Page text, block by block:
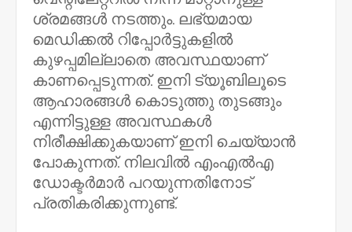
ശ്രമങ്ങൾ നടത്തും. ലഭ്യമായ
മെഡിക്കൽ റിപ്പോർട്ടുകളിൽ
കുഴപ്പമില്ലാതെ അവസ്ഥയാണ്
കാണപ്പെടുന്നത്. ഇനി ട്യൂബിലൂടെ
ആഹാരങ്ങൾ കൊടുത്തു തുടങ്ങും
എന്നിട്ടുള്ള അവസ്ഥകൾ
നിരീക്ഷിക്കുകയാണ് ഇനി ചെയ്യാൻ
പോകുന്നത്. നിലവിൽ എംഎൽഎ
ഡോക്ടർമാർ പറയുന്നതിനോട്
പ്രതികരിക്കുന്നുണ്ട്.